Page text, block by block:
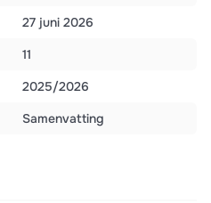
27 juni 2026
11
2025/2026
Samenvatting